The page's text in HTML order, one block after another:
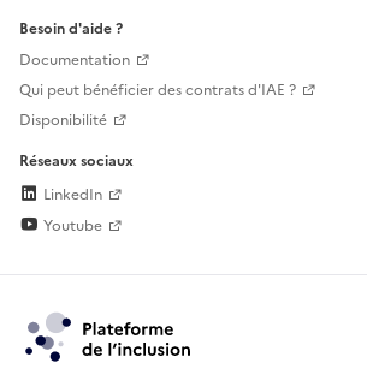
Besoin d'aide ?
Documentation
Qui peut bénéficier des contrats d'IAE ?
Disponibilité
Réseaux sociaux
LinkedIn
Youtube